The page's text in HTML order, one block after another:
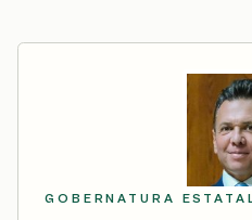
GOBERNATURA